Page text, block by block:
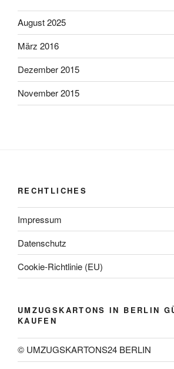
August 2025
März 2016
Dezember 2015
November 2015
RECHTLICHES
Impressum
Datenschutz
Cookie-Richtlinie (EU)
UMZUGSKARTONS IN BERLIN
KAUFEN
© UMZUGSKARTONS24 BERLIN